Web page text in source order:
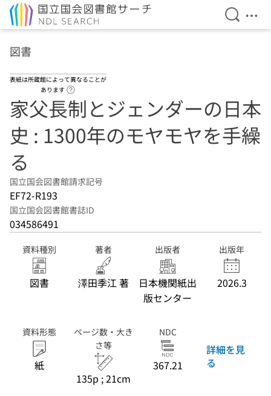
検索を
メ
図書
表紙は所蔵館によって異なることが
あります
家父長制とジェンダーの日本
史 : 1300年のモヤモヤを手繰
る
国立国会図書館請求記号
EF72-R193
国立国会図書館書誌ID
034586491
資料種別
図書
著者
澤田季江 著
出版者
日本機関紙出
版センター
出版年
2026.3
資料形態
紙
ページ数・大き
さ等
135p ; 21cm
NDC
367.21
詳細を見
る